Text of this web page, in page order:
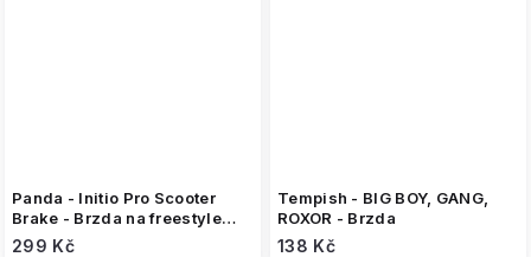
Panda - Initio Pro Scooter
Brake - Brzda na freestyle
koloběžku
299 Kč
Tempish - BIG BOY, GANG,
ROXOR - Brzda
138 Kč